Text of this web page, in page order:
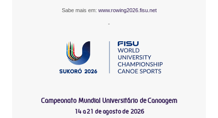
Sabe mais em: www.rowing2026.fisu.net
-
Campeonato Mundial Universitário de Canoagem
14 a 21 de agosto de 2026